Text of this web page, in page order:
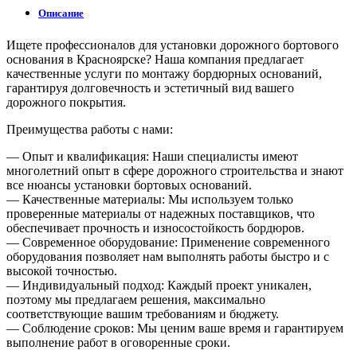
Описание
Ищете профессионалов для установки дорожного бортового
основания в Красноярске? Наша компания предлагает
качественные услуги по монтажу бордюрных оснований,
гарантируя долговечность и эстетичный вид вашего
дорожного покрытия.
Преимущества работы с нами:
— Опыт и квалификация: Наши специалисты имеют
многолетний опыт в сфере дорожного строительства и знают
все нюансы установки бортовых оснований.
— Качественные материалы: Мы используем только
проверенные материалы от надежных поставщиков, что
обеспечивает прочность и износостойкость бордюров.
— Современное оборудование: Применение современного
оборудования позволяет нам выполнять работы быстро и с
высокой точностью.
— Индивидуальный подход: Каждый проект уникален,
поэтому мы предлагаем решения, максимально
соответствующие вашим требованиям и бюджету.
— Соблюдение сроков: Мы ценим ваше время и гарантируем
выполнение работ в оговоренные сроки.